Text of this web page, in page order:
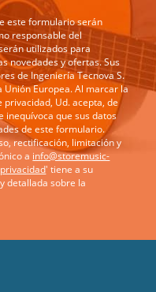
este formulario serán
responsable del
utilizados para
novedades y ofertas. Sus
de Ingeniería Tecnova S.
Unión Europea. Al marcar la
privacidad, Ud. acepta, de
inequívoca que sus datos
de este formulario.
rectificación, limitación y
a info@storemusic-
' tiene a su
detallada sobre la